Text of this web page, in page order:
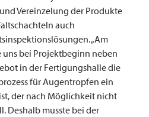
Vereinzelung der Produkte
auch
„Am
bei Projektbeginn neben
in der Fertigungshalle die
für Augentropfen ein
der nach Möglichkeit nicht
Deshalb musste bei der